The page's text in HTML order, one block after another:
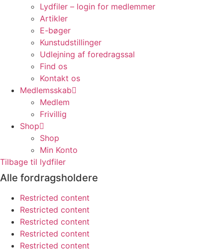
Lydfiler – login for medlemmer
Artikler
E-bøger
Kunstudstillinger
Udlejning af foredragssal
Find os
Kontakt os
Medlemsskab
Medlem
Frivillig
Shop
Shop
Min Konto
Tilbage til lydfiler
Alle fordragsholdere
Restricted content
Restricted content
Restricted content
Restricted content
Restricted content